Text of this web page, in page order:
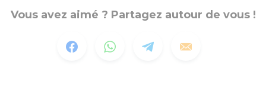
Vous avez aimé ? Partagez autour de vous !